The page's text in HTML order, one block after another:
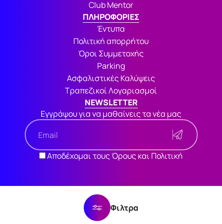
Φιλτρα
Club Mentor
ΠΛΗΡΟΦΟΡΙΕΣ
Έντυπα
Πολιτική απορρήτου
Όροι Συμμετοχής
Parking
Ασφαλιστικές Καλύψεις
Τραπεζικοί Λογαριασμοί
NEWSLETTER
Εγγράψου για να μαθαίνεις τα νέα μας
Αποδέχομαι τους Όρους και Πολιτική
Όροι ΣυμμετοχήςΠολιτική Απορρήτου